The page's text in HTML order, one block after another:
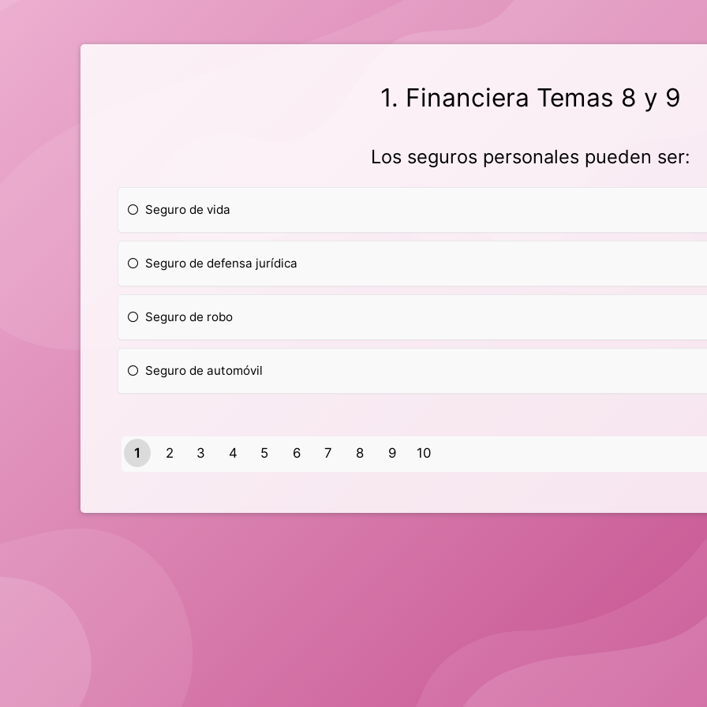
1. Financiera Temas 8 y 9
Los seguros personales pueden ser:
Seguro de vida
Seguro de defensa jurídica
Seguro de robo
Seguro de automóvil
1 2 3 4 5 6 7 8 9 10